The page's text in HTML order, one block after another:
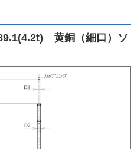
黄銅（細口）ソ